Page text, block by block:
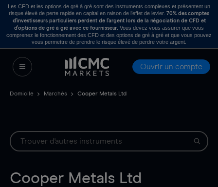
Les CFD et les options de gré à gré sont des instruments complexes et présentent un
risque élevé de perte rapide en capital en raison de l’effet de levier. 70% des comptes
d’investisseurs particuliers perdent de l’argent lors de la négociation de CFD et
d’options de gré à gré avec ce fournisseur . Vous devez vous assurer que vous
comprenez le fonctionnement des CFD et des options de gré à gré et que vous pouvez
vous permettre de prendre le risque élevé de perdre votre argent.
Ouvrir un compte
Domicile Marchés Cooper Metals Ltd
Cooper Metals Ltd